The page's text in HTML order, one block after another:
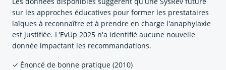
sur les approches éducatives pour former les prestataires
laïques à reconnaître et à prendre en charge l'anaphylaxie
est justifiée. L'EvUp 2025 n'a identifié aucune nouvelle
donnée impactant les recommandations.
✓ Énoncé de bonne pratique (2010)